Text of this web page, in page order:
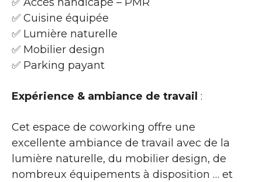
✅ Cuisine équipée
✅ Lumière naturelle
✅ Mobilier design
✅ Parking payant
Expérience & ambiance de travail :
Cet espace de coworking offre une
excellente ambiance de travail avec de la
lumière naturelle, du mobilier design, de
nombreux équipements à disposition … et